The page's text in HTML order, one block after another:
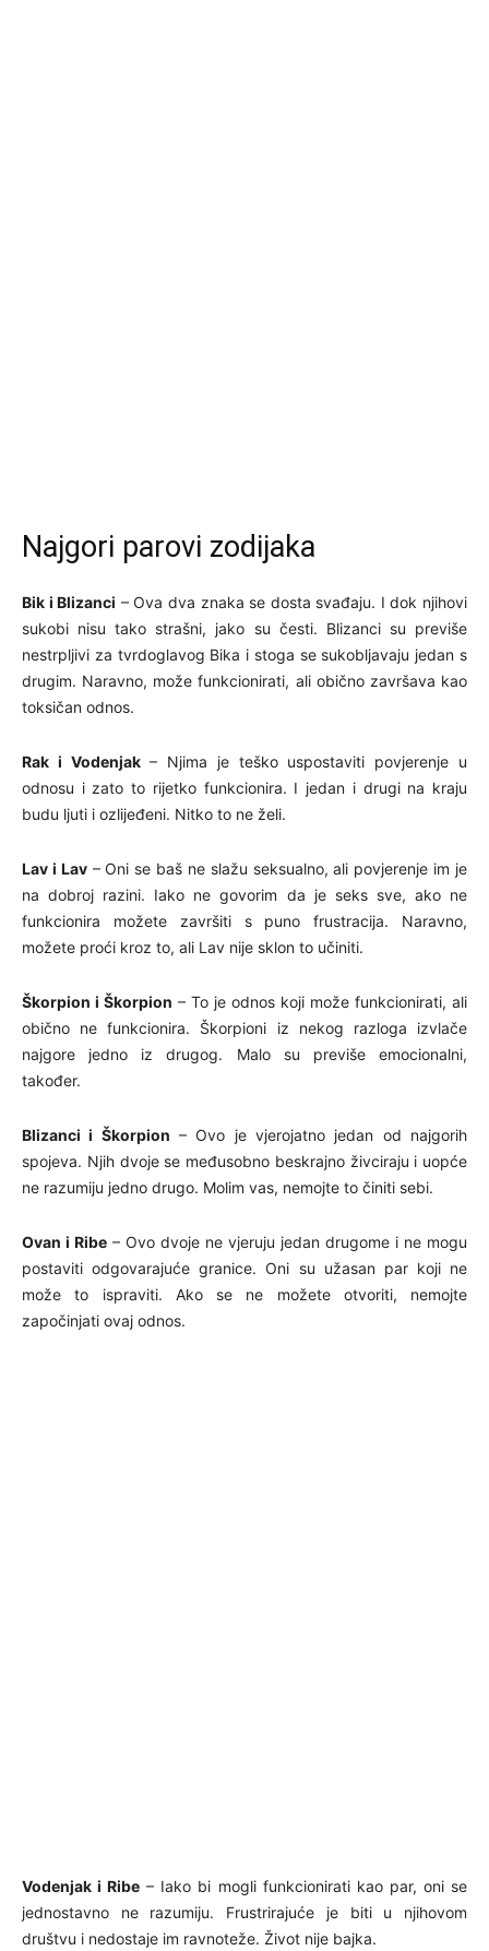
Najgori parovi zodijaka
Bik i Blizanci – Ova dva znaka se dosta svađaju. I dok njihovi
sukobi nisu tako strašni, jako su česti. Blizanci su previše
nestrpljivi za tvrdoglavog Bika i stoga se sukobljavaju jedan s
drugim. Naravno, može funkcionirati, ali obično završava kao
toksičan odnos.
Rak i Vodenjak– Njima je teško uspostaviti povjerenje u
odnosu i zato to rijetko funkcionira. I jedan i drugi na kraju
budu ljuti i ozlijeđeni. Nitko to ne želi.
Lav i Lav– Oni se baš ne slažu seksualno, ali povjerenje im je
na dobroj razini. Iako ne govorim da je seks sve, ako ne
funkcionira možete završiti s puno frustracija. Naravno,
možete proći kroz to, ali Lav nije sklon to učiniti.
Škorpion i Škorpion – To je odnos koji može funkcionirati, ali
obično ne funkcionira. Škorpioni iz nekog razloga izvlače
najgore jedno iz drugog. Malo su previše emocionalni,
također.
Blizanci i Škorpion – Ovo je vjerojatno jedan od najgorih
spojeva. Njih dvoje se međusobno beskrajno živciraju i uopće
ne razumiju jedno drugo. Molim vas, nemojte to činiti sebi.
Ovan i Ribe – Ovo dvoje ne vjeruju jedan drugome i ne mogu
postaviti odgovarajuće granice. Oni su užasan par koji ne
može to ispraviti. Ako se ne možete otvoriti, nemojte
započinjati ovaj odnos.
Vodenjak i Ribe – Iako bi mogli funkcionirati kao par, oni se
jednostavno ne razumiju. Frustrirajuće je biti u njihovom
društvu i nedostaje im ravnoteže. Život nije bajka.